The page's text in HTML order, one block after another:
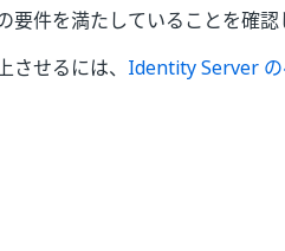
件を満たしていることを確認
せるには、 Identity Server